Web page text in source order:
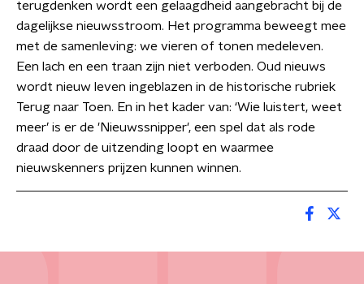
terugdenken wordt een gelaagdheid aangebracht bij de
dagelijkse nieuwsstroom. Het programma beweegt mee
met de samenleving: we vieren of tonen medeleven.
Een lach en een traan zijn niet verboden. Oud nieuws
wordt nieuw leven ingeblazen in de historische rubriek
Terug naar Toen. En in het kader van: ‘Wie luistert, weet
meer’ is er de 'Nieuwssnipper', een spel dat als rode
draad door de uitzending loopt en waarmee
nieuwskenners prijzen kunnen winnen.